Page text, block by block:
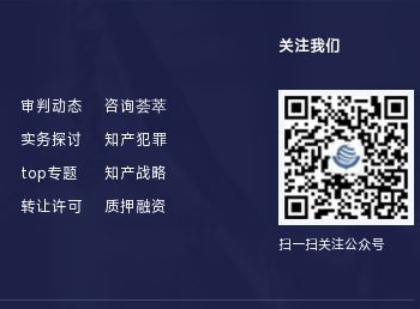
审判动态
咨询荟萃
实务探讨
知产犯罪
top专题
知产战略
转让许可
质押融资
关注我们
扫一扫关注公众号